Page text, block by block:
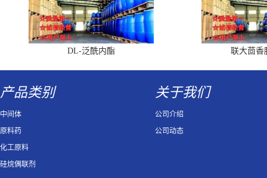
DL-泛酰内酯 联大茴香
产品类别
中间体
原料药
化工原料
硅烷偶联剂
关于我们
公司介绍
公司动态